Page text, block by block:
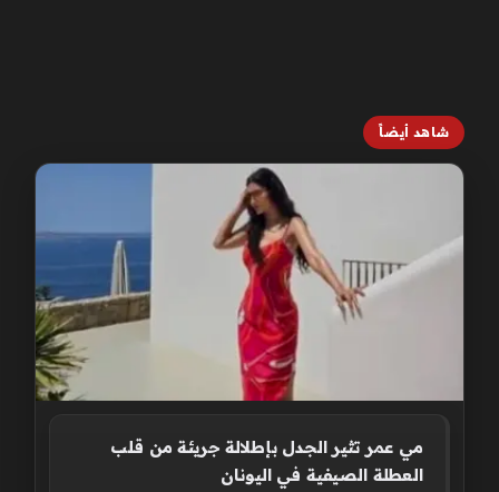
شاهد أيضاً
مي عمر تثير الجدل بإطلالة جريئة من قلب
العطلة الصيفية في اليونان